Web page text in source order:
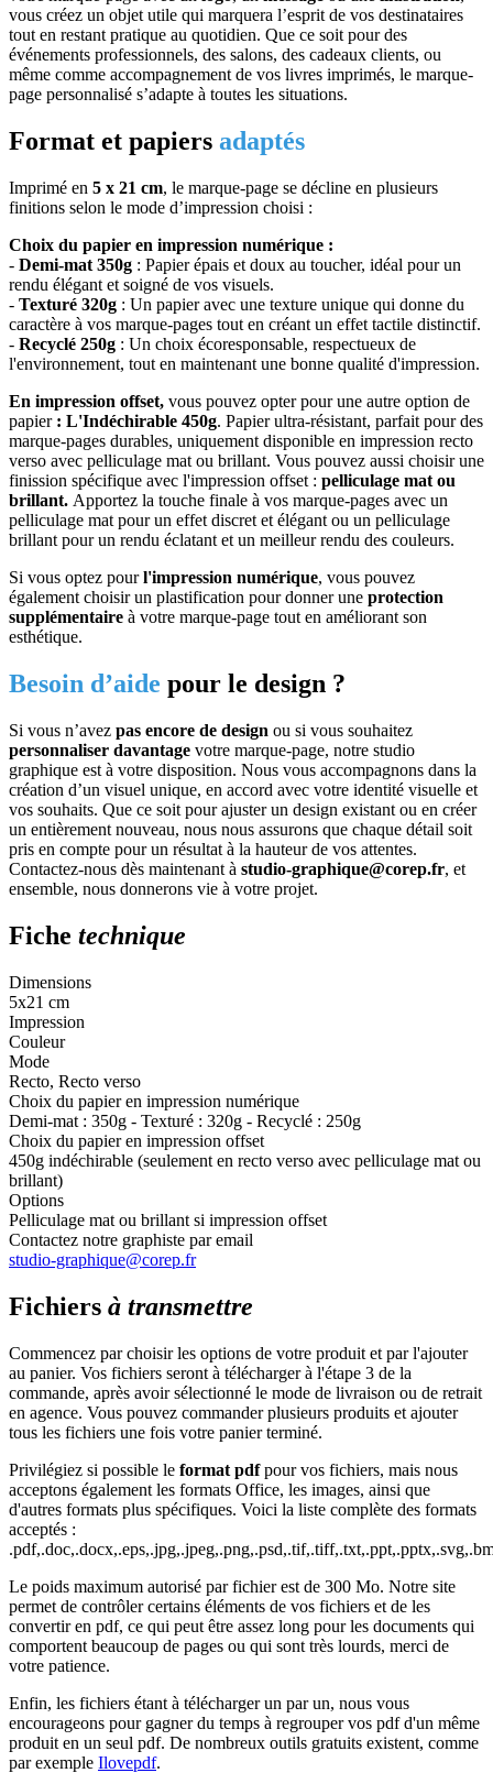
vous créez un objet utile qui marquera l’esprit de vos destinataires
tout en restant pratique au quotidien. Que ce soit pour des
événements professionnels, des salons, des cadeaux clients, ou
même comme accompagnement de vos livres imprimés, le marque-
page personnalisé s’adapte à toutes les situations.
Format et papiers adaptés
Imprimé en 5 x 21 cm, le marque-page se décline en plusieurs
finitions selon le mode d’impression choisi :
Choix du papier en impression numérique :
- Demi-mat 350g : Papier épais et doux au toucher, idéal pour un
rendu élégant et soigné de vos visuels.
- Texturé 320g : Un papier avec une texture unique qui donne du
caractère à vos marque-pages tout en créant un effet tactile distinctif.
- Recyclé 250g : Un choix écoresponsable, respectueux de
l'environnement, tout en maintenant une bonne qualité d'impression.
En impression offset, vous pouvez opter pour une autre option de
papier: L'Indéchirable 450g. Papier ultra-résistant, parfait pour des
marque-pages durables, uniquement disponible en impression recto
verso avec pelliculage mat ou brillant. Vous pouvez aussi choisir une
finission spécifique avec l'impression offset : pelliculage mat ou
brillant. Apportez la touche finale à vos marque-pages avec un
pelliculage mat pour un effet discret et élégant ou un pelliculage
brillant pour un rendu éclatant et un meilleur rendu des couleurs.
Si vous optez pourl'impression numérique, vous pouvez
également choisir un plastification pour donner une protection
supplémentaire à votre marque-page tout en améliorant son
esthétique.
Besoin d’aide pour le design ?
Si vous n’avez pas encore de design ou si vous souhaitez
personnaliser davantage votre marque-page, notre studio
graphique est à votre disposition. Nous vous accompagnons dans la
création d’un visuel unique, en accord avec votre identité visuelle et
vos souhaits. Que ce soit pour ajuster un design existant ou en créer
un entièrement nouveau, nous nous assurons que chaque détail soit
pris en compte pour un résultat à la hauteur de vos attentes.
Contactez-nous dès maintenant à studio-graphique@corep.fr, et
ensemble, nous donnerons vie à votre projet.
Fiche technique
Dimensions
5x21 cm
Impression
Couleur
Mode
Recto, Recto verso
Choix du papier en impression numérique
Demi-mat : 350g - Texturé : 320g - Recyclé : 250g
Choix du papier en impression offset
450g indéchirable (seulement en recto verso avec pelliculage mat ou
brillant)
Options
Pelliculage mat ou brillant si impression offset
Contactez notre graphiste par email
studio-graphique@corep.fr
Fichiers à transmettre
Commencez par choisir les options de votre produit et par l'ajouter
au panier. Vos fichiers seront à télécharger à l'étape 3 de la
commande, après avoir sélectionné le mode de livraison ou de retrait
en agence. Vous pouvez commander plusieurs produits et ajouter
tous les fichiers une fois votre panier terminé.
Privilégiez si possible le format pdfpour vos fichiers, mais nous
acceptons également les formats Office, les images, ainsi que
d'autres formats plus spécifiques. Voici la liste complète des formats
acceptés :
Le poids maximum autorisé par fichier est de 300 Mo. Notre site
permet de contrôler certains éléments de vos fichiers et de les
convertir en pdf, ce qui peut être assez long pour les documents qui
comportent beaucoup de pages ou qui sont très lourds, merci de
votre patience.
Enfin, les fichiers étant à télécharger un par un, nous vous
encourageons pour gagner du temps à regrouper vos pdf d'un même
produit en un seul pdf. De nombreux outils gratuits existent, comme
par exemple Ilovepdf.